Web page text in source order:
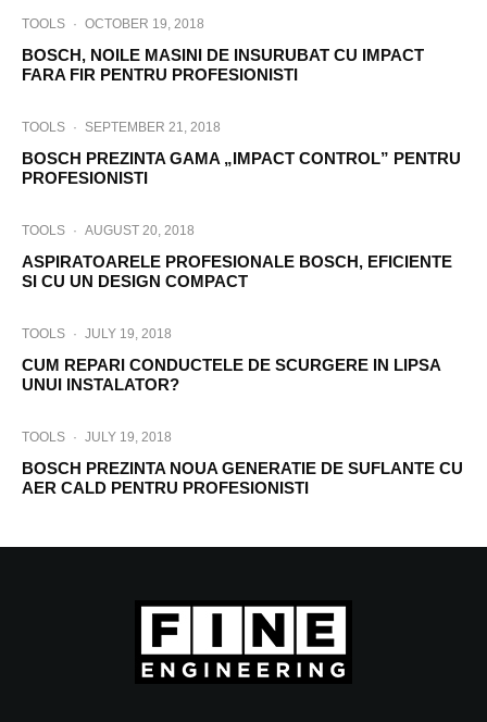
TOOLS · OCTOBER 19, 2018
BOSCH, NOILE MASINI DE INSURUBAT CU IMPACT
FARA FIR PENTRU PROFESIONISTI
TOOLS · SEPTEMBER 21, 2018
BOSCH PREZINTA GAMA „IMPACT CONTROL” PENTRU
PROFESIONISTI
TOOLS · AUGUST 20, 2018
ASPIRATOARELE PROFESIONALE BOSCH, EFICIENTE
SI CU UN DESIGN COMPACT
TOOLS · JULY 19, 2018
CUM REPARI CONDUCTELE DE SCURGERE IN LIPSA
UNUI INSTALATOR?
TOOLS · JULY 19, 2018
BOSCH PREZINTA NOUA GENERATIE DE SUFLANTE CU
AER CALD PENTRU PROFESIONISTI